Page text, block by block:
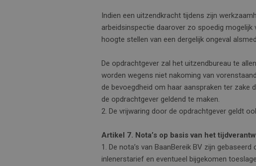
Indien een uitzendkracht tijdens zijn
arbeidsinspectie daarover zo spoedig
hoogte stellen van een dergelijk ongeval
De opdrachtgever zal het uitzendbureau te
worden wegens niet nakoming van
de bevoegdheid om haar aanspraken ter zake
de opdrachtgever geldend te maken.
2. De vrijwaring door de opdrachtgever geldt
Artikel 7. Nota’s op basis van het
1. De nota’s van BaanBereik BV zijn
inlenerstarief en eventueel bijgekomen